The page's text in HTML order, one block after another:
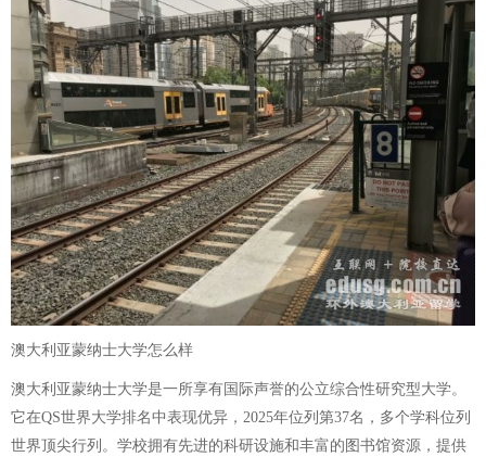
澳大利亚蒙纳士大学怎么样
澳大利亚蒙纳士大学是一所享有国际声誉的公立综合性研究型大学。
它在QS世界大学排名中表现优异，2025年位列第37名，多个学科位列
世界顶尖行列。学校拥有先进的科研设施和丰富的图书馆资源，提供